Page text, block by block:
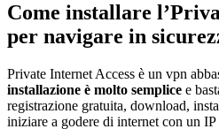
Come installare
per navigare in
Private Internet Access è un vpn
installazione è molto semplice e
registrazione gratuita, download,
iniziare a godere di internet con un IP